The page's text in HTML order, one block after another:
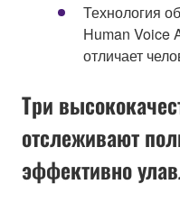
Технология
Human Voice
отличает
Три
отслеживают
эффективно